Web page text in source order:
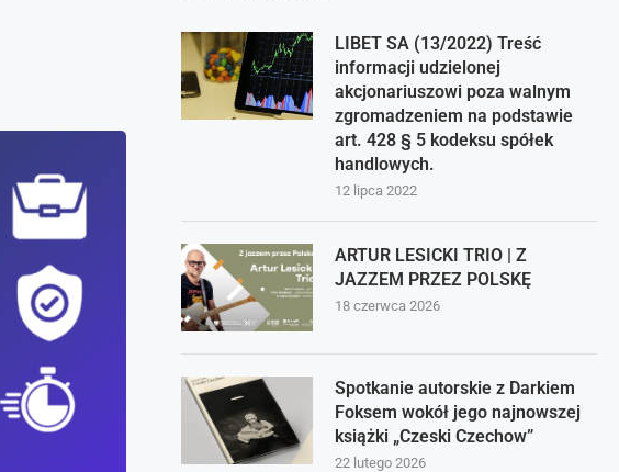
LIBET SA (13/2022) Treść
informacji udzielonej
akcjonariuszowi poza walnym
zgromadzeniem na podstawie
art. 428 § 5 kodeksu spółek
handlowych.
12 lipca 2022
ARTUR LESICKI TRIO | Z
JAZZEM PRZEZ POLSKĘ
18 czerwca 2026
Spotkanie autorskie z Darkiem
Foksem wokół jego najnowszej
książki „Czeski Czechow”
22 lutego 2026